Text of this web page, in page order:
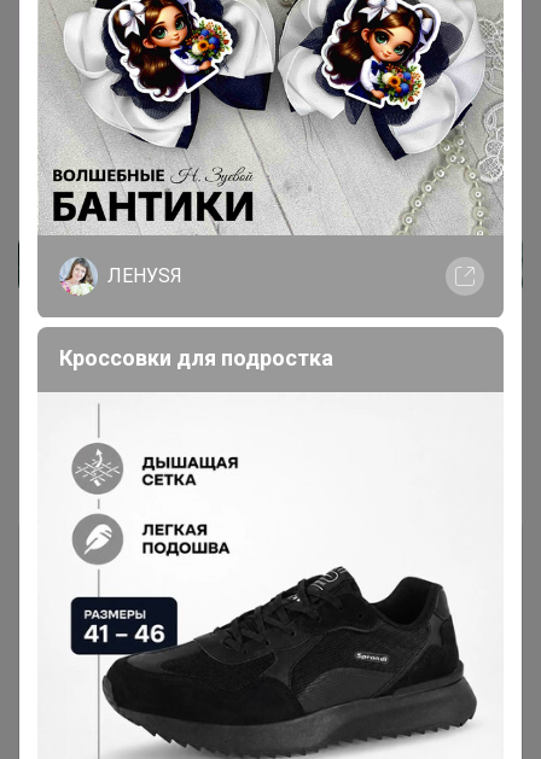
Показаны записи
Чтобы ответить или задать вопрос
необходимо авторизоваться на сайте
ЛЕНУSЯ
Кроссовки для подростка